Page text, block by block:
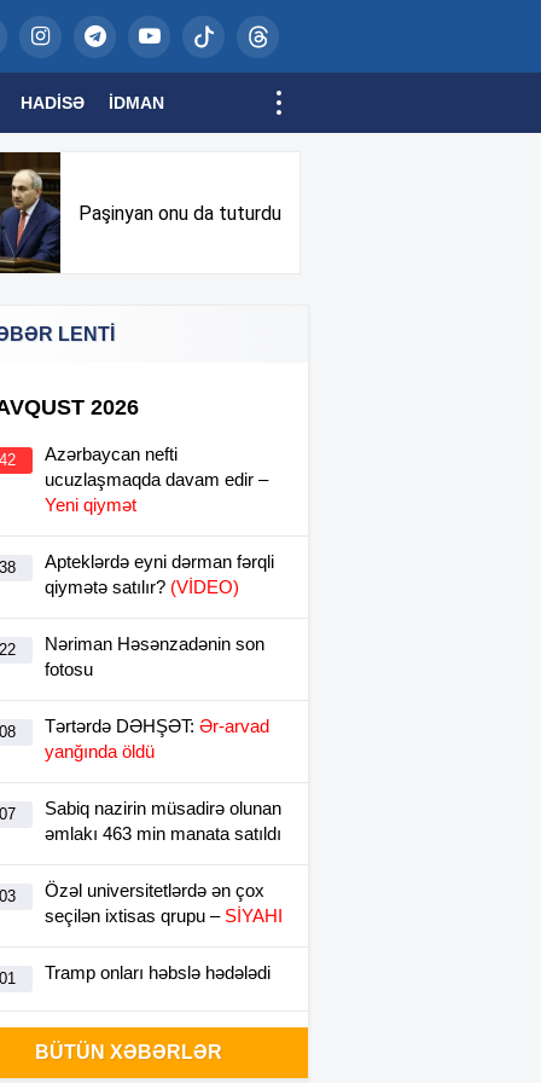
HADISƏ İDMAN
Paşinyan onu da tuturdu
LENTİ
2026
Azərbaycan nefti
ucuzlaşmaqda davam edir –
Yeni qiymət
Apteklərdə eyni dərman fərqli
qiymətə satılır? (VİDEO)
Nəriman Həsənzadənin son
fotosu
Tərtərdə DƏHŞƏT: Ər-arvad
yanğında öldü
Sabiq nazirin müsadirə olunan
əmlakı 463 min manata satıldı
Özəl universitetlərdə ən çox
seçilən ixtisas qrupu –SİYAHI
Tramp onları həbslə hədələdi
Qızıl bahalaşdı
BÜTÜN XƏBƏRLƏR